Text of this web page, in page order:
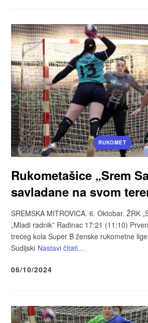
RUKOMET
Rukometašice „Srem
savladane na svom
SREMSKA MITROVICA. 6. Oktobar. ŽRK
„Mladi radnik” Radinac 17:21 (11:10)
trećeg kola Super B ženske rukometne
Sudijski Nastavi čitati…
06/10/2024